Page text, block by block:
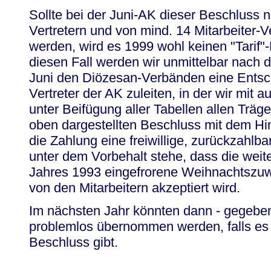
Sollte bei der Juni-AK dieser Beschluss
Vertretern und von mind. 14 Mitarbeiter-
werden, wird es 1999 wohl keinen
diesen Fall werden wir unmittelbar nach
Juni den Diözesan-Verbänden eine
Vertreter der AK zuleiten, in der wir mit
unter Beifügung aller Tabellen allen
oben dargestellten Beschluss mit dem
die Zahlung eine freiwillige,
unter dem Vorbehalt stehe, dass die
Jahres 1993 eingefrorene
von den Mitarbeitern akzeptiert wird.
Im nächsten Jahr könnten dann -
problemlos übernommen werden, falls
Beschluss gibt.